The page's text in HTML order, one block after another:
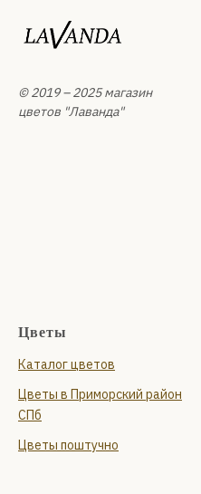
© 2019 – 2025 магазин
цветов "Лаванда"
Цветы
Каталог цветов
Цветы в Приморский район
СПб
Цветы поштучно